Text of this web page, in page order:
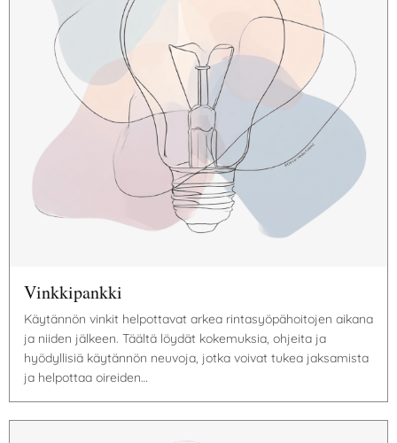
Vinkkipankki
Käytännön vinkit helpottavat arkea rintasyöpähoitojen aikana
ja niiden jälkeen. Täältä löydät kokemuksia, ohjeita ja
hyödyllisiä käytännön neuvoja, jotka voivat tukea jaksamista
ja helpottaa oireiden…